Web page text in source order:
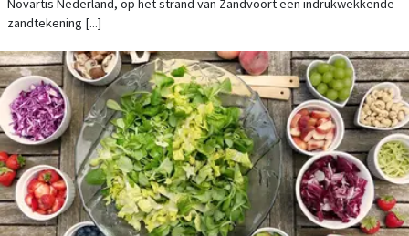
NEDERLAND
Novartis Nederland, op het strand van Zandvoort een indrukwekkende
zandtekening [...]